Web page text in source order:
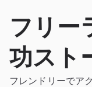
フリー
功スト
フレンドリーでア